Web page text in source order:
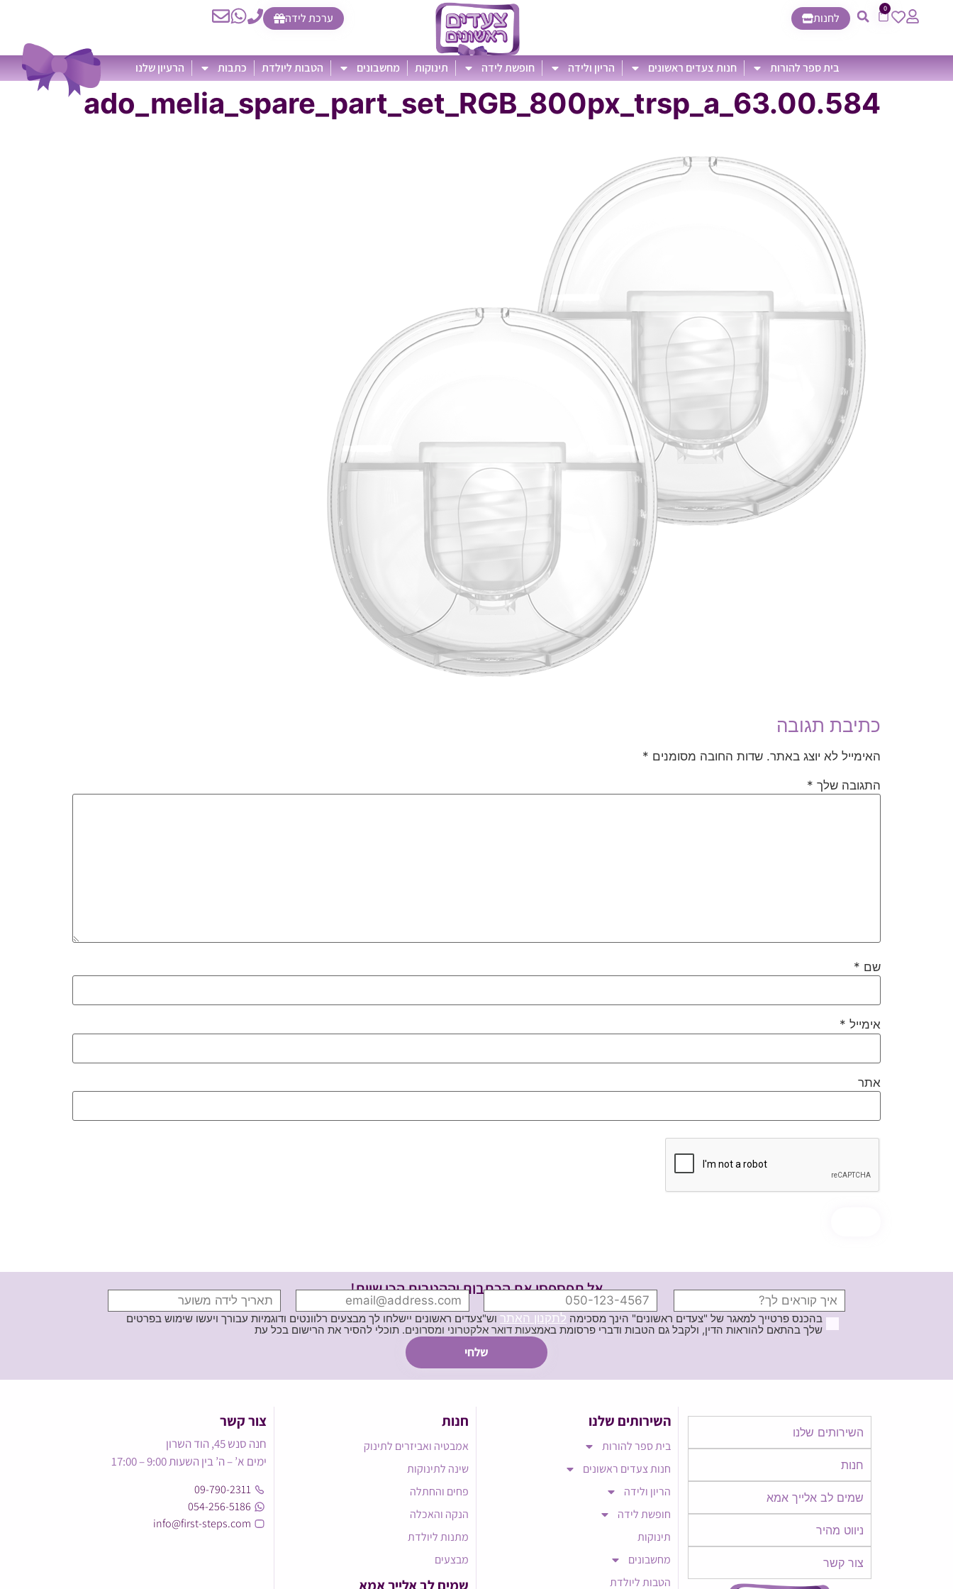
0
לחנות ערכת לידה
בית ספר להורות חנות צעדים ראשונים הריון ולידה חופשת לידה תינוקות מחשבונים הטבות ליולדת כתבות הרעיון שלנו
63.00.584_ado_melia_spare_part_set_RGB_800px_trsp_a
כתיבת תגובה
האימייל לא יוצג באתר. שדות החובה מסומנים *
התגובה שלך *
שם *
אימייל *
אתר
אל תפספסי את הכתבות וההטבות הכי שוות!
בהכנס פרטייך למאגר של "צעדים ראשונים" הינך מסכימה לתקנון האתר וש"צעדים ראשונים יישלחו לך מבצעים רלוונטים ודוגמיות עבורך ויעשו שימוש בפרטים
שלך בהתאם להוראות הדין, ולקבל גם הטבות ודברי פרסומת באמצעות דואר אלקטרוני ומסרונים. תוכלי להסיר את הרישום בכל עת
השירותים שלנו
חנות
שמים לב אלייך אמא​​
ניווט מהיר
צור קשר
השירותים שלנו
בית ספר להורות
חנות צעדים ראשונים
הריון ולידה
חופשת לידה
תינוקות
מחשבונים
הטבות ליולדת
חנות
אמבטיה ואביזרים לתינוק
שינה לתינוקות
פחים והחתלה
הנקה והאכלה
מתנות ליולדת
מבצעים
צור קשר
חנה סנש 45, הוד השרון
ימים א’ – ה’ בין השעות 9:00 – 17:00
09-790-2311
054-256-5186
info@first-steps.com